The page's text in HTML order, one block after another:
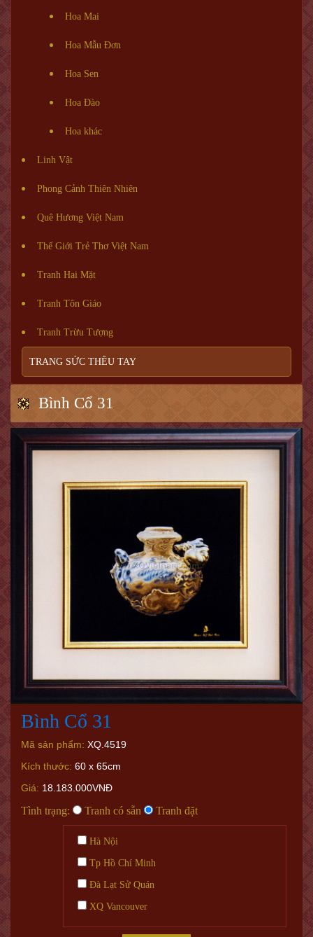
Hoa Mai
Hoa Mẫu Đơn
Hoa Sen
Hoa Đào
Hoa khác
Linh Vật
Phong Cảnh Thiên Nhiên
Quê Hương Việt Nam
Thế Giới Trẻ Thơ Việt Nam
Tranh Hai Mặt
Tranh Tôn Giáo
Tranh Trừu Tượng
TRANG SỨC THÊU TAY
Bình Cổ 31
Bình Cổ 31
Mã sản phẩm: XQ.4519
Kích thước: 60 x 65cm
Giá: 18.183.000VNĐ
Tình trạng: Tranh có sẵn Tranh đặt
Hà Nội
Tp Hồ Chí Minh
Đà Lạt Sử Quán
XQ Vancouver